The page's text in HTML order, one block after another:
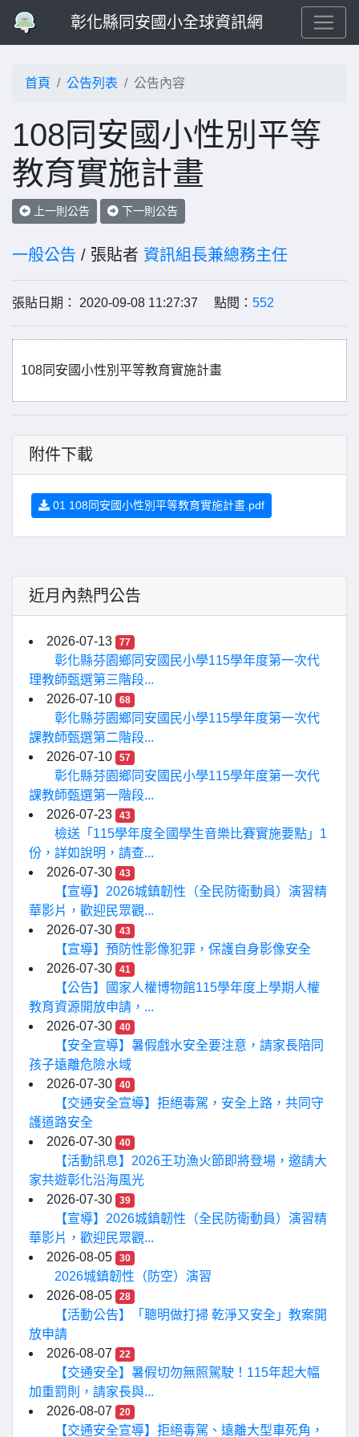
彰化縣同安國小全球資訊網
首頁 公告列表 公告內容
108同安國小性別平等
教育實施計畫
上一則公告 下一則公告
一般公告 / 張貼者 資訊組長兼總務主任
張貼日期： 2020-09-08 11:27:37 點閱： 552
108同安國小性別平等教育實施計畫
附件下載
01 108同安國小性別平等教育實施計畫.pdf
近月內熱門公告
2026-07-13 77
彰化縣芬園鄉同安國民小學115學年度第一次代
理教師甄選第三階段...
2026-07-10
68
彰化縣芬園鄉同安國民小學115學年度第一次代
課教師甄選第二階段...
2026-07-10
57
彰化縣芬園鄉同安國民小學115學年度第一次代
課教師甄選第一階段...
2026-07-23
43
檢送「115學年度全國學生音樂比賽實施要點」1
份，詳如說明，請查...
2026-07-30
43
【宣導】2026城鎮韌性（全民防衛動員）演習精
華影片，歡迎民眾觀...
2026-07-30
43
【宣導】預防性影像犯罪，保護自身影像安全
2026-07-30
41
【公告】國家人權博物館115學年度上學期人權
教育資源開放申請，...
2026-07-30
40
【安全宣導】暑假戲水安全要注意，請家長陪同
孩子遠離危險水域
2026-07-30
40
【交通安全宣導】拒絕毒駕，安全上路，共同守
護道路安全
2026-07-30
40
【活動訊息】2026王功漁火節即將登場，邀請大
家共遊彰化沿海風光
2026-07-30
39
【宣導】2026城鎮韌性（全民防衛動員）演習精
華影片，歡迎民眾觀...
2026-08-05
30
2026城鎮韌性（防空）演習
2026-08-05
28
【活動公告】「聰明做打掃 乾淨又安全」教案開
放申請
2026-08-07
22
【交通安全】暑假切勿無照駕駛！115年起大幅
加重罰則，請家長與...
2026-08-07
20
【交通安全宣導】拒絕毒駕、遠離大型車死角，